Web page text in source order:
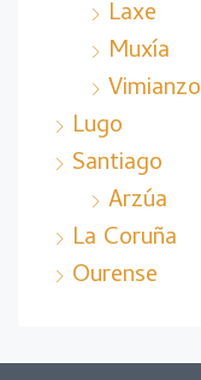
Laxe
Muxía
Vimianzo
Lugo
Santiago
Arzúa
La Coruña
Ourense